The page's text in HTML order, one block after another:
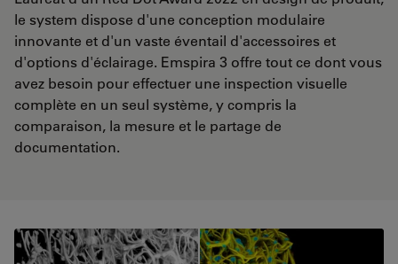
le system dispose d'une conception modulaire
innovante et d'un vaste éventail d'accessoires et
d'options d'éclairage. Emspira 3 offre tout ce dont vous
avez besoin pour effectuer une inspection visuelle
complète en un seul système, y compris la
comparaison, la mesure et le partage de
documentation.